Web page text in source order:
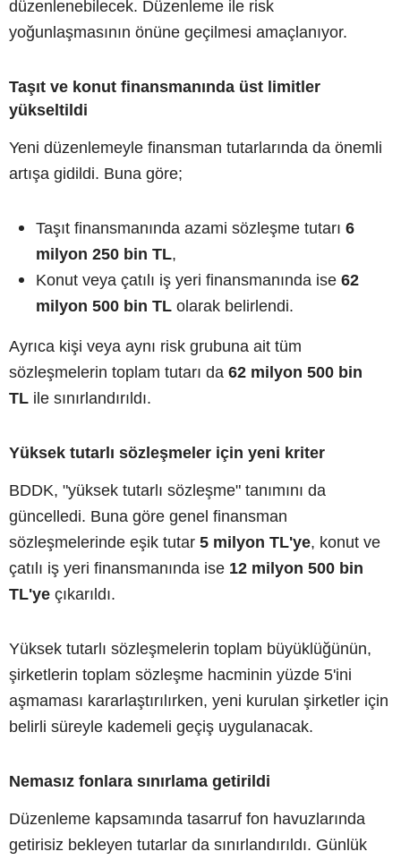
düzenlenebilecek. Düzenleme ile risk
yoğunlaşmasının önüne geçilmesi amaçlanıyor.
Taşıt ve konut finansmanında üst limitler
yükseltildi
Yeni düzenlemeyle finansman tutarlarında da önemli
artışa gidildi. Buna göre;
Taşıt finansmanında azami sözleşme tutarı 6
milyon 250 bin TL,
Konut veya çatılı iş yeri finansmanında ise 62
milyon 500 bin TL olarak belirlendi.
Ayrıca kişi veya aynı risk grubuna ait tüm
sözleşmelerin toplam tutarı da 62 milyon 500 bin
TL ile sınırlandırıldı.
Yüksek tutarlı sözleşmeler için yeni kriter
BDDK, "yüksek tutarlı sözleşme" tanımını da
güncelledi. Buna göre genel finansman
sözleşmelerinde eşik tutar 5 milyon TL'ye, konut ve
çatılı iş yeri finansmanında ise 12 milyon 500 bin
TL'ye çıkarıldı.
Yüksek tutarlı sözleşmelerin toplam büyüklüğünün,
şirketlerin toplam sözleşme hacminin yüzde 5'ini
aşmaması kararlaştırılırken, yeni kurulan şirketler için
belirli süreyle kademeli geçiş uygulanacak.
Nemasız fonlara sınırlama getirildi
Düzenleme kapsamında tasarruf fon havuzlarında
getirisiz bekleyen tutarlar da sınırlandırıldı. Günlük